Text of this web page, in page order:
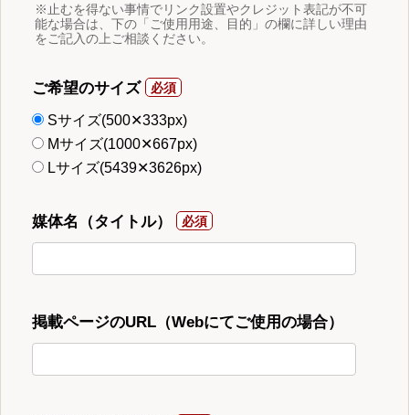
※止むを得ない事情でリンク設置やクレジット表記が不可
能な場合は、下の「ご使用用途、目的」の欄に詳しい理由
をご記入の上ご相談ください。
ご希望のサイズ
Sサイズ(500✕333px)
Mサイズ(1000✕667px)
Lサイズ(5439✕3626px)
媒体名（タイトル）
掲載ページのURL（Webにてご使用の場合）